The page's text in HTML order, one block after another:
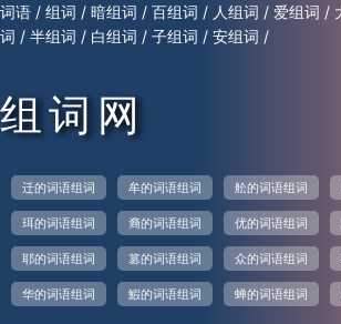
词语 / 组词 / 暗组词 / 百组词 / 人组词 / 爱组词 /
词 / 半组词 / 白组词 / 子组词 / 安组词 /
组词网
迁的词语组词 牟的词语组词 舩的词语组词
珥的词语组词 裔的词语组词 优的词语组词
耶的词语组词 篡的词语组词 众的词语组词
华的词语组词 鰕的词语组词 蝉的词语组词